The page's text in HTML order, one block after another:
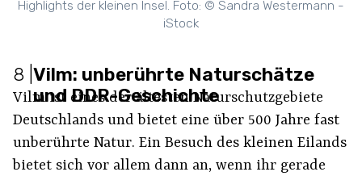
Highlights der kleinen Insel. Foto: © Sandra Westermann -
iStock
8 Vilm: unberührte Naturschätze
und DDR-Geschichte
Vilm ist eines der ältesten Naturschutzgebiete
Deutschlands und bietet eine über 500 Jahre fast
unberührte Natur. Ein Besuch des kleinen Eilands
bietet sich vor allem dann an, wenn ihr gerade